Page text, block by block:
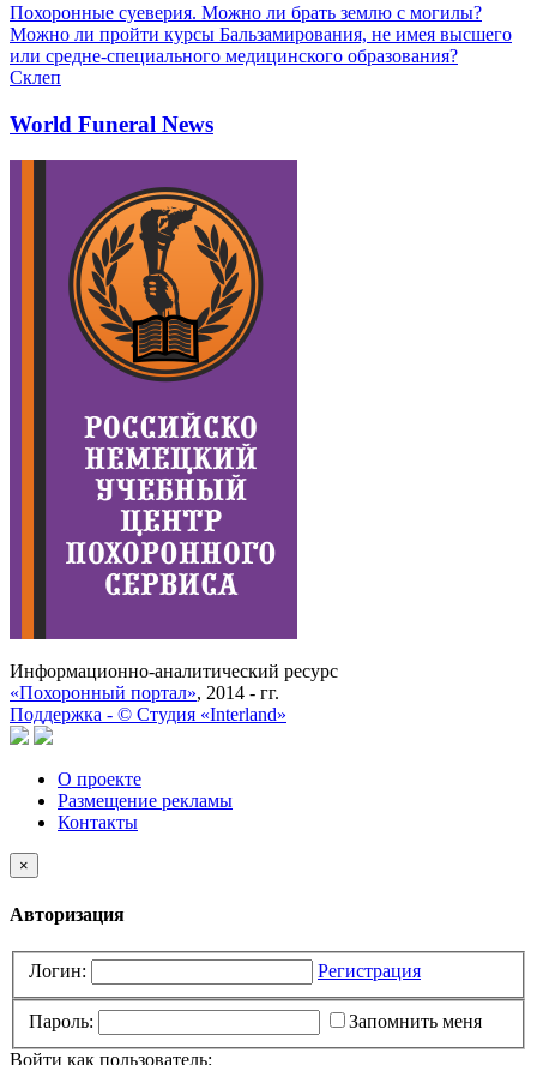
Похоронные суеверия. Можно ли брать землю с могилы?
Можно ли пройти курсы Бальзамирования, не имея высшего
или средне-специального медицинского образования?
Склеп
World Funeral News
Информационно-аналитический ресурс
«Похоронный портал», 2014 - гг.
Поддержка - © Cтудия «Interland»
О проекте
Размещение рекламы
Контакты
×
Авторизация
Логин: Регистрация
Пароль:
Запомнить меня
Войти как пользователь: